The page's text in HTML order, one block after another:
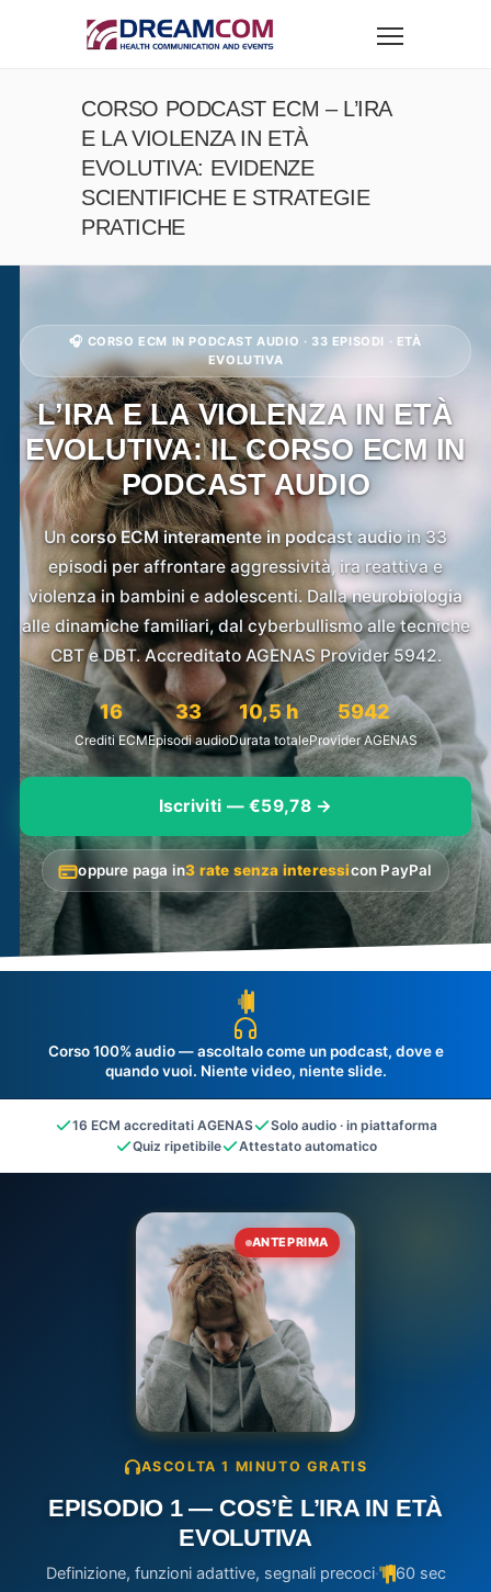
CORSO PODCAST ECM – L’IRA
E LA VIOLENZA IN ETÀ
EVOLUTIVA: EVIDENZE
SCIENTIFICHE E STRATEGIE
PRATICHE
🎧 CORSO ECM IN PODCAST AUDIO · 33 EPISODI · ETÀ
EVOLUTIVA
L’IRA E LA VIOLENZA IN ETÀ
EVOLUTIVA: IL CORSO ECM IN
PODCAST AUDIO
Uncorso ECM interamente in podcast audioin 33
episodi per affrontare aggressività, ira reattiva e
violenza in bambini e adolescenti. Dallaneurobiologia
alle dinamiche familiari, dal cyberbullismo alle tecniche
CBT e DBT. Accreditato AGENAS Provider 5942.
16
Crediti ECM
33
Episodi audio
10,5 h
Durata totale
5942
Provider AGENAS
Iscriviti — €59,78 →
oppure paga in3 rate senza interessicon PayPal
Corso 100% audio— ascoltalo come un podcast, dove e
quando vuoi. Niente video, niente slide.
16 ECM accreditati AGENAS
Solo audio · in piattaforma
Quiz ripetibile
Attestato automatico
ANTEPRIMA
ASCOLTA 1 MINUTO GRATIS
EPISODIO 1 — COS’È L’IRA IN ETÀ
EVOLUTIVA
Definizione, funzioni adattive, segnali precoci· 60 sec